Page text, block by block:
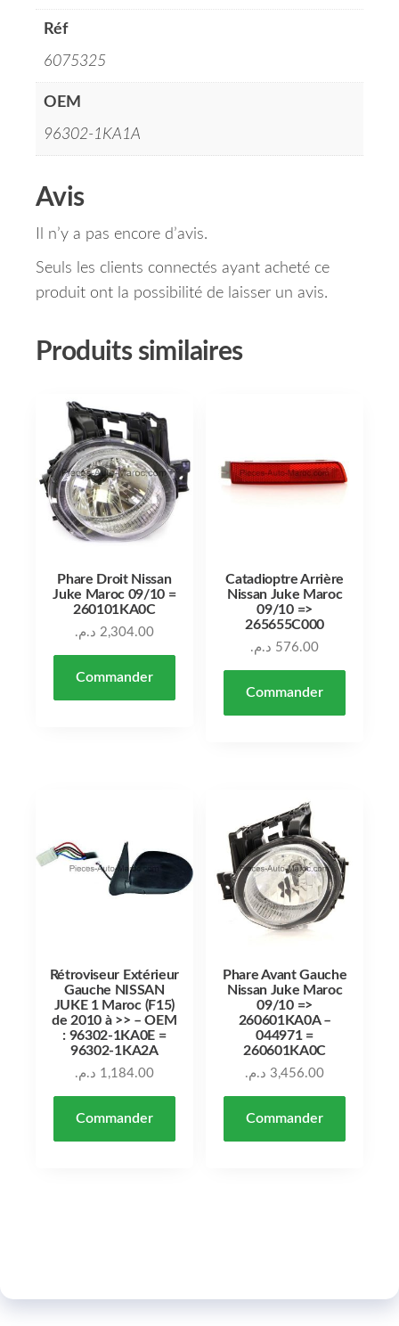
Réf
6075325
OEM
96302-1KA1A
Avis
Il n’y a pas encore d’avis.
Seuls les clients connectés ayant acheté ce
produit ont la possibilité de laisser un avis.
Produits similaires
Phare Droit Nissan
Juke Maroc 09/10 =
260101KA0C
2,304.00 د.م.
Commander
Catadioptre Arrière
Nissan Juke Maroc
09/10 =>
265655C000
576.00 د.م.
Commander
Rétroviseur Extérieur
Gauche NISSAN
JUKE 1 Maroc (F15)
de 2010 à >> – OEM
: 96302-1KA0E =
96302-1KA2A
1,184.00 د.م.
Commander
Phare Avant Gauche
Nissan Juke Maroc
09/10 =>
260601KA0A –
044971 =
260601KA0C
3,456.00 د.م.
Commander